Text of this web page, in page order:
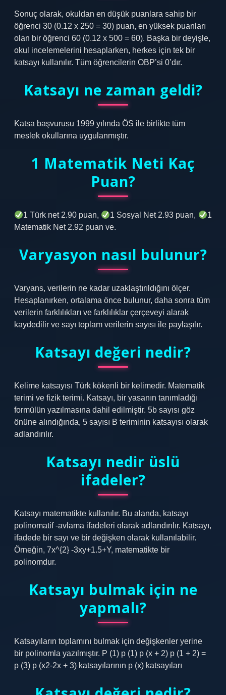
Sonuç olarak, okuldan en düşük puanlara sahip bir
öğrenci 30 (0.12 x 250 = 30) puan, en yüksek puanları
olan bir öğrenci 60 (0.12 x 500 = 60). Başka bir deyişle,
okul incelemelerini hesaplarken, herkes için tek bir
katsayı kullanılır. Tüm öğrencilerin OBP’si 0’dır.
Katsayı ne zaman geldi?
Katsa başvurusu 1999 yılında ÖS ile birlikte tüm
meslek okullarına uygulanmıştır.
1 Matematik Neti Kaç
Puan?
1 Türk net 2.90 puan, 1 Sosyal Net 2.93 puan,
1
Matematik Net 2.92 puan ve.
Varyasyon nasıl bulunur?
Varyans, verilerin ne kadar uzaklaştırıldığını ölçer.
Hesaplanırken, ortalama önce bulunur, daha sonra tüm
verilerin farklılıkları ve farklılıklar çerçeveyi alarak
kaydedilir ve sayı toplam verilerin sayısı ile paylaşılır.
Katsayı değeri nedir?
Kelime katsayısı Türk kökenli bir kelimedir. Matematik
terimi ve fizik terimi. Katsayı, bir yasanın tanımladığı
formülün yazılmasına dahil edilmiştir. 5b sayısı göz
önüne alındığında, 5 sayısı B teriminin katsayısı olarak
adlandırılır.
Katsayı nedir üslü
ifadeler?
Katsayı matematikte kullanılır. Bu alanda, katsayı
polinomatif -avlama ifadeleri olarak adlandırılır. Katsayı,
ifadede bir sayı ve bir değişken olarak kullanılabilir.
Örneğin, 7x^{2} -3xy+1.5+Y, matematikte bir
polinomdur.
Katsayı bulmak için ne
yapmalı?
Katsayıların toplamını bulmak için değişkenler yerine
bir polinomla yazılmıştır. P (1) p (1) p (x + 2) p (1 + 2) =
p (3) p (x2-2x + 3) katsayılarının p (x) katsayıları